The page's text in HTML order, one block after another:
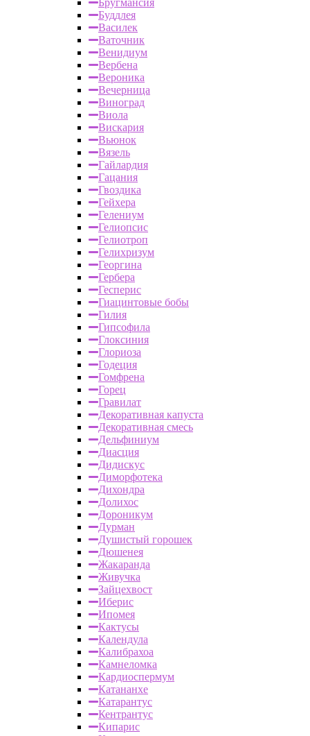
Бругмансия
Буддлея
Василек
Ваточник
Венидиум
Вербена
Вероника
Вечерница
Виноград
Виола
Вискария
Вьюнок
Вязель
Гайлардия
Гацания
Гвоздика
Гейхера
Гелениум
Гелиопсис
Гелиотроп
Гелихризум
Георгина
Гербера
Гесперис
Гиацинтовые бобы
Гилия
Гипсофила
Глоксиния
Глориоза
Годеция
Гомфрена
Горец
Гравилат
Декоративная капуста
Декоративная смесь
Дельфиниум
Диасция
Дидискус
Диморфотека
Дихондра
Долихос
Дороникум
Дурман
Душистый горошек
Дюшенея
Жакаранда
Живучка
Зайцехвост
Иберис
Ипомея
Кактусы
Календула
Калибрахоа
Камнеломка
Кардиоспермум
Катананхе
Катарантус
Кентрантус
Кипарис